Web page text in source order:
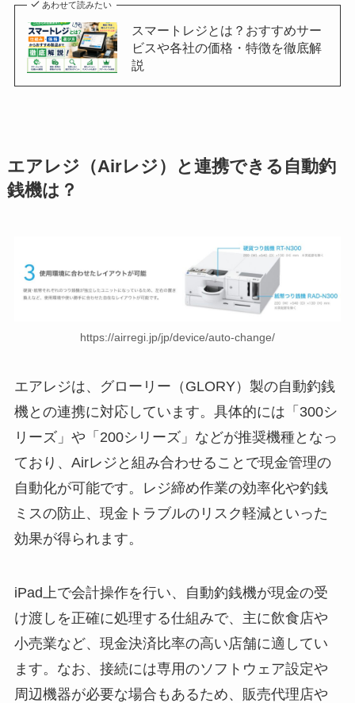
あわせて読みたい
スマートレジとは？おすすめサー
ビスや各社の価格・特徴を徹底解
説
エアレジ（Airレジ）と連携できる自動釣
銭機は？
https://airregi.jp/jp/device/auto-change/
エアレジは、グローリー（GLORY）製の自動釣銭
機との連携に対応しています。具体的には「300シ
リーズ」や「200シリーズ」などが推奨機種となっ
ており、Airレジと組み合わせることで現金管理の
自動化が可能です。レジ締め作業の効率化や釣銭
ミスの防止、現金トラブルのリスク軽減といった
効果が得られます。
iPad上で会計操作を行い、自動釣銭機が現金の受
け渡しを正確に処理する仕組みで、主に飲食店や
小売業など、現金決済比率の高い店舗に適してい
ます。なお、接続には専用のソフトウェア設定や
周辺機器が必要な場合もあるため、販売代理店や